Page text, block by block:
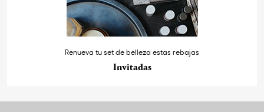
Renueva tu set de belleza estas rebajas
Invitadas